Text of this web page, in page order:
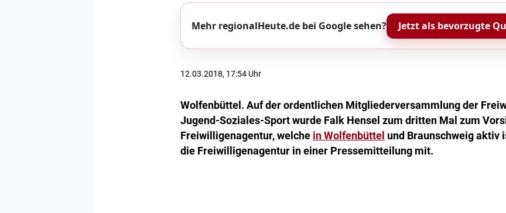
Mehr regionalHeute.de bei Google sehen? Jetzt als bevorzugte
12.03.2018, 17:54 Uhr
Wolfenbüttel. Auf der ordentlichen Mitgliederversammlung der
Jugend-Soziales-Sport wurde Falk Hensel zum dritten Mal zum
Freiwilligenagentur, welche in Wolfenbüttel und Braunschweig aktiv
die Freiwilligenagentur in einer Pressemitteilung mit.